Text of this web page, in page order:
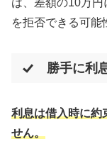
は、差額の10万
を拒否できる可能
勝手に利
利息は借入時に約
せん。